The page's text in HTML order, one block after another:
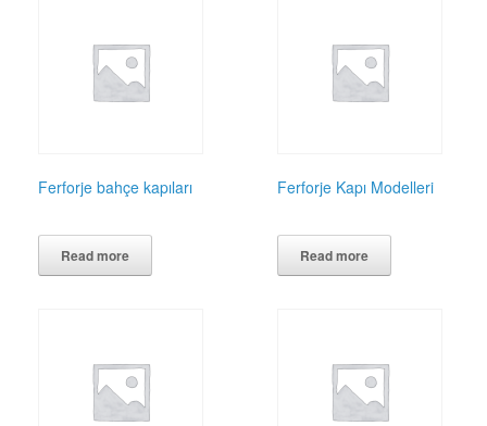
Ferforje bahçe kapıları
Read more
Ferforje Kapı Modelleri
Read more